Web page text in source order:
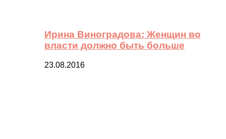
Ирина Виноградова: Женщин во
власти должно быть больше
23.08.2016